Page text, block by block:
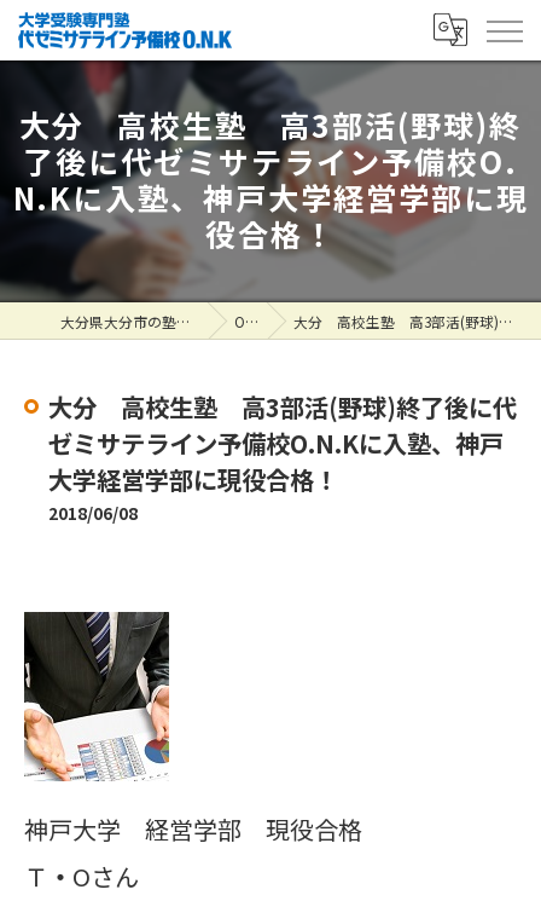
大分 高校生塾 高3部活(野球)終
了後に代ゼミサテライン予備校O.
N.Kに入塾、神戸大学経営学部に現
役合格！
大分県大分市の塾なら大学受験専門塾 代ゼミサテライン予備校O.N.K ONK掲示板 大分 高校生塾 高3部活(野球)終了後に代ゼミサテライン予備校O.N.Kに入塾、神戸大学経営学部に現役合格！
大分 高校生塾 高3部活(野球)終了後に代
ゼミサテライン予備校O.N.Kに入塾、神戸
大学経営学部に現役合格！
2018/06/08
神戸大学 経営学部 現役合格
Ｔ ・ Oさん